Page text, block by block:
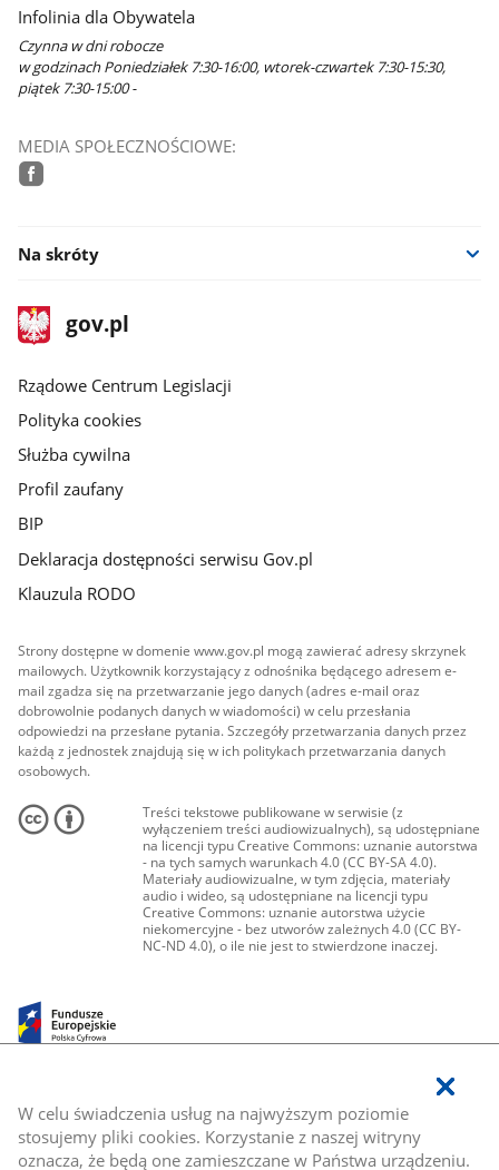
W celu świadczenia usług na najwyższym poziomie
stosujemy pliki cookies. Korzystanie z naszej witryny
oznacza, że będą one zamieszczane w Państwa urządzeniu.
Infolinia dla Obywatela
Czynna w dni robocze
w godzinach Poniedziałek 7:30-16:00, wtorek-czwartek 7:30-15:30,
piątek 7:30-15:00 -
MEDIA SPOŁECZNOŚCIOWE:
Na skróty
stopka
gov.plStrona
gov.pl
Rządowe Centrum Legislacji
Polityka cookies
Służba cywilna
Profil zaufany
BIP
Deklaracja dostępności serwisu Gov.pl
Klauzula RODO
Strony dostępne w domenie www.gov.pl mogą zawierać adresy skrzynek
mailowych. Użytkownik korzystający z odnośnika będącego adresem e-
mail zgadza się na przetwarzanie jego danych (adres e-mail oraz
dobrowolnie podanych danych w wiadomości) w celu przesłania
odpowiedzi na przesłane pytania. Szczegóły przetwarzania danych przez
każdą z jednostek znajdują się w ich politykach przetwarzania danych
osobowych.
Treści tekstowe publikowane w serwisie (z
wyłączeniem treści audiowizualnych), są udostępniane
na licencji typu Creative Commons: uznanie autorstwa
- na tych samych warunkach 4.0 (CC BY-SA 4.0).
Materiały audiowizualne, w tym zdjęcia, materiały
audio i wideo, są udostępniane na licencji typu
Creative Commons: uznanie autorstwa użycie
niekomercyjne - bez utworów zależnych 4.0 (CC BY-
NC-ND 4.0), o ile nie jest to stwierdzone inaczej.